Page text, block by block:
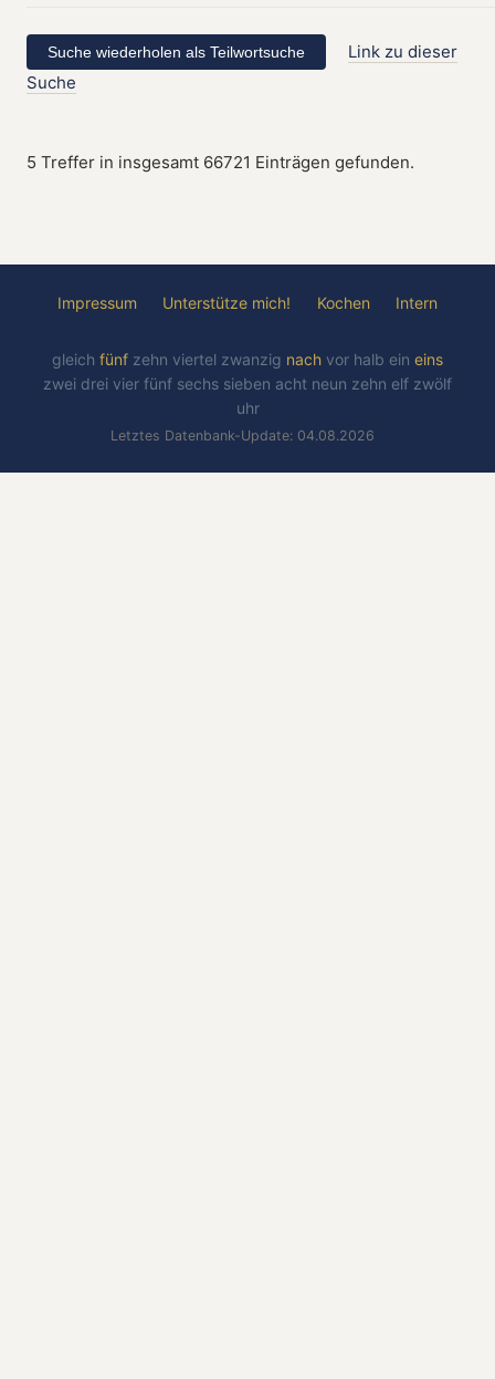
Link zu dieser
Suche
5 Treffer in insgesamt 66721 Einträgen gefunden.
Impressum Unterstütze mich! Kochen Intern
gleich fünf zehn viertel zwanzig nach vor halb ein eins
zwei drei vier fünf sechs sieben acht neun zehn elf zwölf
uhr
Letztes Datenbank-Update: 04.08.2026